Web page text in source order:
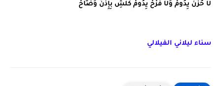
لَا حُزْنْ يِدُومْ وَلَا فَرْحْ يِدُومْ كُلْشِ بِإِذْنُ وَضَّاحْ
سناء ليلاني الفيلالي